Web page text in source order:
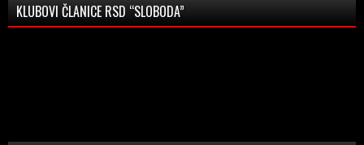
KLUBOVI ČLANICE RSD “SLOBODA”